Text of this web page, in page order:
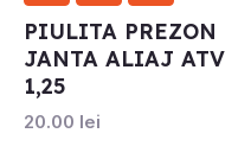
PIULITA PREZON
JANTA ALIAJ ATV
1,25
20.00 lei